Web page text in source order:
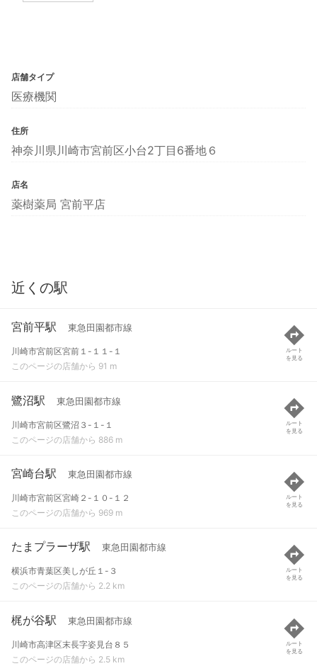
店舗タイプ
医療機関
住所
神奈川県川崎市宮前区小台2丁目6番地６
店名
薬樹薬局 宮前平店
近くの駅
宮前平駅 東急田園都市線
川崎市宮前区宮前１-１１-１
このページの店舗から 91 m
ルート
を見る
鷺沼駅 東急田園都市線
川崎市宮前区鷺沼３-１-１
このページの店舗から 886 m
ルート
を見る
宮崎台駅 東急田園都市線
川崎市宮前区宮崎２-１０-１２
このページの店舗から 969 m
ルート
を見る
たまプラーザ駅 東急田園都市線
横浜市青葉区美しが丘１-３
このページの店舗から 2.2 km
ルート
を見る
梶が谷駅 東急田園都市線
川崎市高津区末長字姿見台８５
このページの店舗から 2.5 km
ルート
を見る